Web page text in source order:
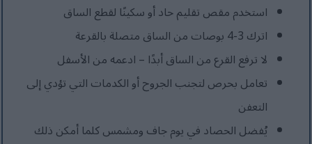
استخدم مقص تقليم حاد أو سكينًا لقطع الساق
اترك 3-4 بوصات من الساق متصلة بالقرعة
لا ترفع القرع من الساق أبدًا – ادعمه من الأسفل
تعامل بحرص لتجنب الجروح أو الكدمات التي تؤدي إلى
التعفن
يُفضل الحصاد في يوم جاف ومشمس كلما أمكن ذلك